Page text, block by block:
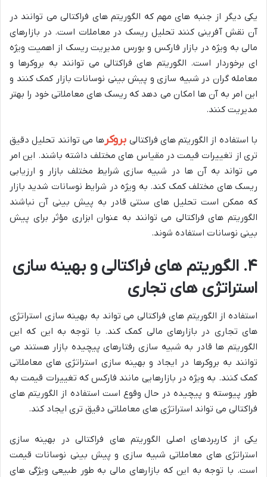
یکی دیگر از جنبه های مهم که الگوریتم های فراکتالی می توانند در
آن نقش آفرینی کنند تحلیل ریسک در معاملات است. در بازارهای
مالی به ویژه در بازار فارکس و بورس مدیریت ریسک از اهمیت ویژه
ای برخوردار است. الگوریتم های فراکتالی می توانند به بروکرها و
معامله گران در شبیه سازی و پیش بینی نوسانات بازار کمک کنند و
این امر به آن ها امکان می دهد که ریسک های معاملاتی خود را بهتر
مدیریت کنند.
با استفاده از الگوریتم های فراکتالی بروکرها می توانند تحلیل دقیق
تری از تغییرات قیمت در مقیاس های مختلف داشته باشند. این امر
می تواند به آن ها در شبیه سازی شرایط مختلف بازار و ارزیابی
ریسک های مختلف کمک کند. به ویژه در شرایط نوسانات شدید بازار
که ممکن است تحلیل های سنتی قادر به پیش بینی آن نباشند
الگوریتم های فراکتالی می توانند به عنوان ابزاری مؤثر برای پیش
بینی نوسانات استفاده شوند.
۴. الگوریتم های فراکتالی و بهینه سازی
استراتژی های تجاری
استفاده از الگوریتم های فراکتالی می تواند به بهینه سازی استراتژی
های تجاری در بازارهای مالی کمک کند. با توجه به این که این
الگوریتم ها قادر به شبیه سازی رفتارهای پیچیده بازار هستند می
توانند به بروکرها در ایجاد و بهینه سازی استراتژی های معاملاتی
کمک کنند. به ویژه در بازارهایی مانند فارکس که تغییرات قیمت به
طور پیوسته و پیچیده در حال وقوع است استفاده از الگوریتم های
فراکتالی می تواند استراتژی های معاملاتی دقیق تری ایجاد کند.
یکی از کاربردهای اصلی الگوریتم های فراکتالی در بهینه سازی
استراتژی های معاملاتی شبیه سازی و پیش بینی نوسانات قیمت
است. با توجه به این که بازارهای مالی به طور طبیعی ویژگی های